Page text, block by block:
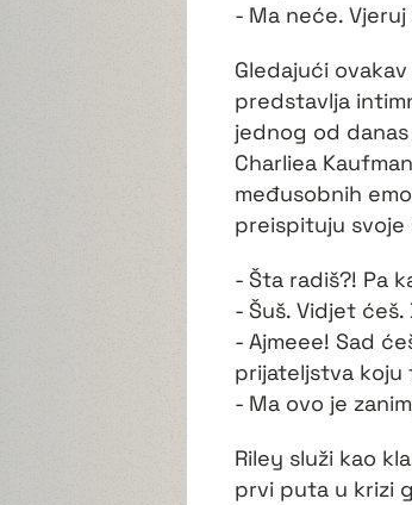
- Ma neće. Vjeruj
Gledajući
predstavlja
jednog od
Charliea
međusobnih
preispituju svoje
- Šta radiš?! Pa
- Šuš. Vidjet ćeš.
- Ajmeee! Sad
prijateljstva koju
- Ma ovo je
Riley služi kao
prvi puta u krizi